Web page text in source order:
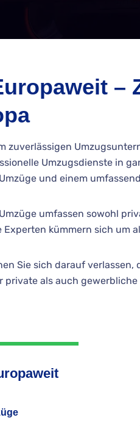
–
zuverlässigen
Umzugsdienste in
und einem
umfassen sowohl
Experten kümmern sich um
Sie sich darauf
private als auch